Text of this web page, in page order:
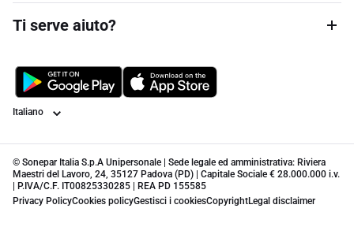
Ti serve aiuto?
Lingua
© Sonepar Italia S.p.A Unipersonale | Sede legale ed amministrativa: Riviera
Maestri del Lavoro, 24, 35127 Padova (PD) | Capitale Sociale € 28.000.000 i.v.
| P.IVA/C.F. IT00825330285 | REA PD 155585
Privacy PolicyCookies policyGestisci i cookiesCopyrightLegal disclaimer